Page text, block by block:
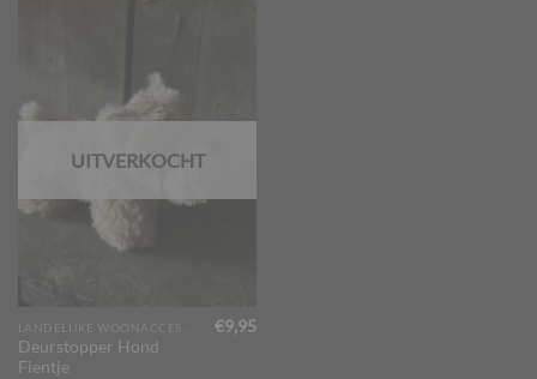
UITVERKOCHT
Deurstopper Hond
Fientje
€9,95